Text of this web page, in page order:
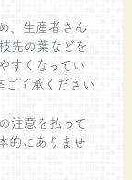
、生産者さん
先の葉などを
すくなってい
ご了承ください
注意を払って
的にありませ